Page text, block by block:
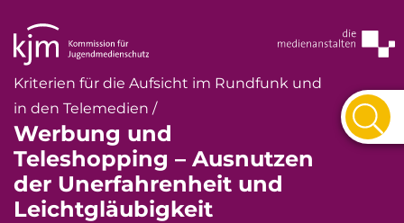
Kriterien für die Aufsicht im Rundfunk und
in den Telemedien /
Werbung und
Teleshopping – Ausnutzen
der Unerfahrenheit und
Leichtgläubigkeit